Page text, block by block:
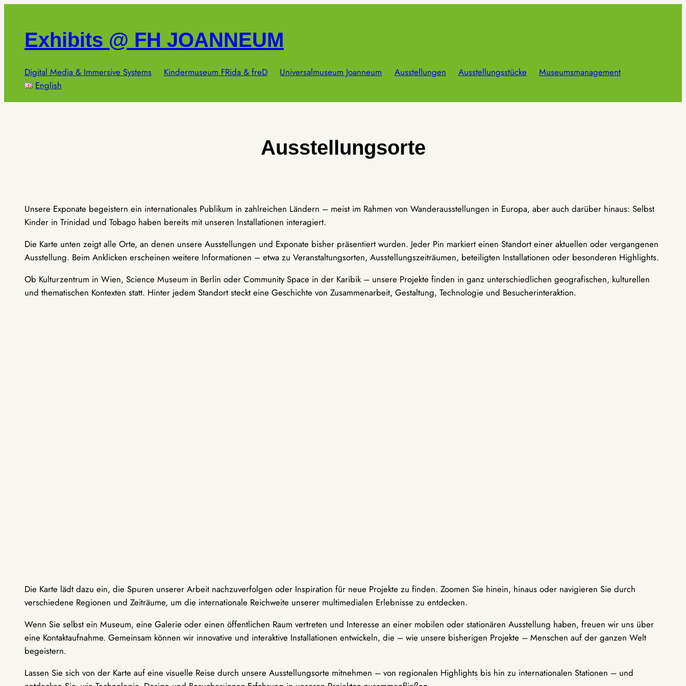
springenExhibits @ FH JOANNEUM
Digital Media & Immersive Systems Kindermuseum FRida & freD Universalmuseum Joanneum Ausstellungen Ausstellungsstücke
Museumsmanagement
English
Ausstellungsorte
Unsere Exponate begeistern ein internationales Publikum in zahlreichen Ländern – meist im Rahmen von Wanderausstellungen in Europa, aber auch darüber hinaus: Selbst
Kinder in Trinidad und Tobago haben bereits mit unseren Installationen interagiert.
Die Karte unten zeigt alle Orte, an denen unsere Ausstellungen und Exponate bisher präsentiert wurden. Jeder Pin markiert einen Standort einer aktuellen oder vergangenen
Ausstellung. Beim Anklicken erscheinen weitere Informationen – etwa zu Veranstaltungsorten, Ausstellungszeiträumen, beteiligten Installationen oder besonderen Highlights.
Ob Kulturzentrum in Wien, Science Museum in Berlin oder Community Space in der Karibik – unsere Projekte finden in ganz unterschiedlichen geografischen, kulturellen
und thematischen Kontexten statt. Hinter jedem Standort steckt eine Geschichte von Zusammenarbeit, Gestaltung, Technologie und Besucherinteraktion.
Die Karte lädt dazu ein, die Spuren unserer Arbeit nachzuverfolgen oder Inspiration für neue Projekte zu finden. Zoomen Sie hinein, hinaus oder navigieren Sie durch
verschiedene Regionen und Zeiträume, um die internationale Reichweite unserer multimedialen Erlebnisse zu entdecken.
Wenn Sie selbst ein Museum, eine Galerie oder einen öffentlichen Raum vertreten und Interesse an einer mobilen oder stationären Ausstellung haben, freuen wir uns über
eine Kontaktaufnahme. Gemeinsam können wir innovative und interaktive Installationen entwickeln, die – wie unsere bisherigen Projekte – Menschen auf der ganzen Welt
begeistern.
Lassen Sie sich von der Karte auf eine visuelle Reise durch unsere Ausstellungsorte mitnehmen – von regionalen Highlights bis hin zu internationalen Stationen – und